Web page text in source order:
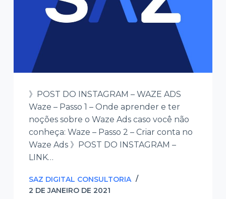
》POST DO INSTAGRAM – WAZE ADS
Waze – Passo 1 – Onde aprender e ter
noções sobre o Waze Ads caso você não
conheça: Waze – Passo 2 – Criar conta no
Waze Ads 》POST DO INSTAGRAM –
LINK…
SAZ DIGITAL CONSULTORIA
2 DE JANEIRO DE 2021